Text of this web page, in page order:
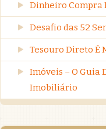
Dinheiro Compra
Desafio das 52
Tesouro Direto É
Imóveis – O Guia
Imobiliário